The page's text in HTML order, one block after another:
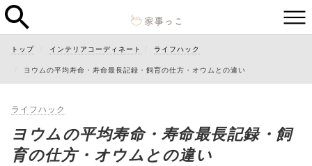
トップ インテリアコーディネート ライフハック
ヨウムの平均寿命・寿命最長記録・飼育の仕方・オウムとの違い
ライフハック
ヨウムの平均寿命・寿命最長記録・飼
育の仕方・オウムとの違い